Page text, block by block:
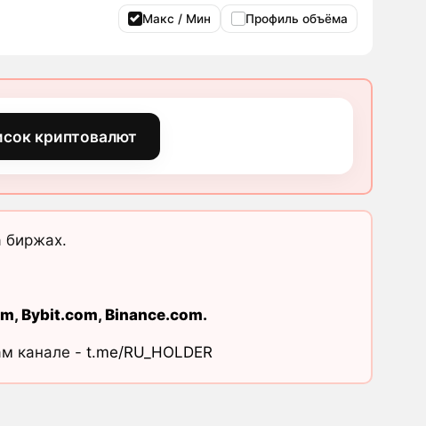
Макс / Мин Профиль объёма
криптовалют
биржах.
, Bybit.com, Binance.com.
канале - t.me/RU_HOLDER